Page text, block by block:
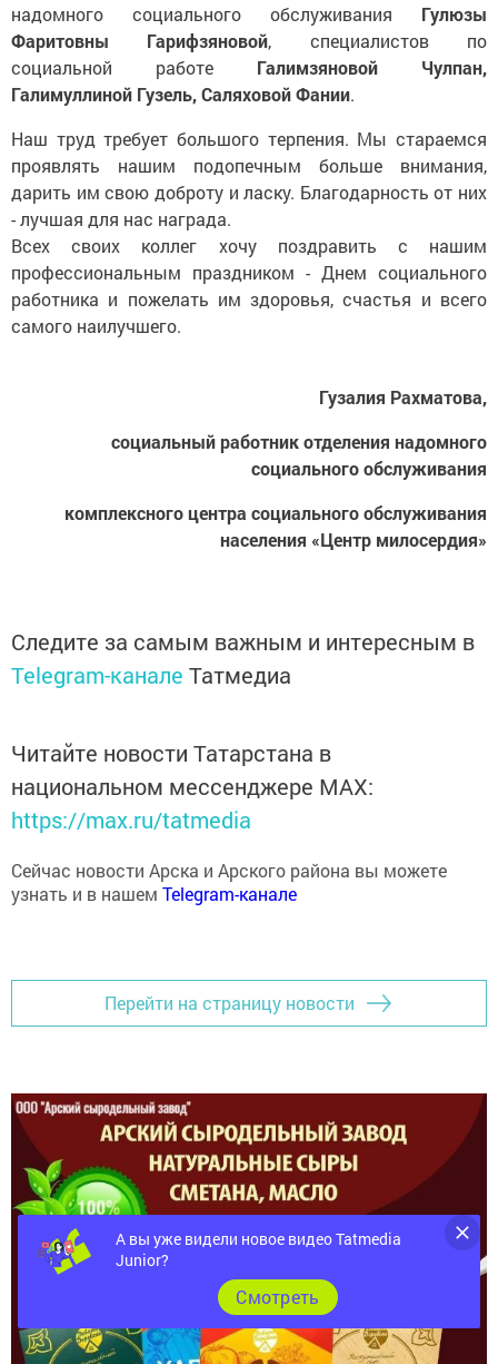
надомного социального обслуживания Гулюзы
Фаритовны Гарифзяновой, специалистов по
социальной работе Галимзяновой Чулпан,
Галимуллиной Гузель, Саляховой Фании.
Наш труд требует большого терпения. Мы стараемся
проявлять нашим подопечным больше внимания,
дарить им свою доброту и ласку. Благодарность от них
- лучшая для нас награда.
Всех своих коллег хочу поздравить с нашим
профессиональным праздником - Днем социального
работника и пожелать им здоровья, счастья и всего
самого наилучшего.
Гузалия Рахматова,
социальный работник отделения надомного
социального обслуживания
комплексного центра социального обслуживания
населения «Центр милосердия»
Следите за самым важным и интересным в
Telegram-канале Татмедиа
Читайте новости Татарстана в
национальном мессенджере MАХ:
https://max.ru/tatmedia
Сейчас новости Арска и Арского района вы можете
узнать и в нашем Telegram-канале
Перейти на страницу новости
А вы уже видели новое видео Tatmedia
Junior?
Cмотреть